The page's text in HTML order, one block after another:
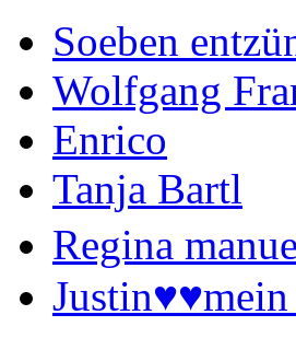
Soeben
Wolfgang
Enrico
Tanja Bartl
Regina